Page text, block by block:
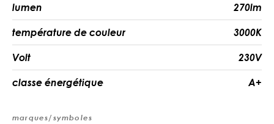
lumen 270lm
température de couleur 3000K
Volt 230V
classe énergétique A+
marques/symboles